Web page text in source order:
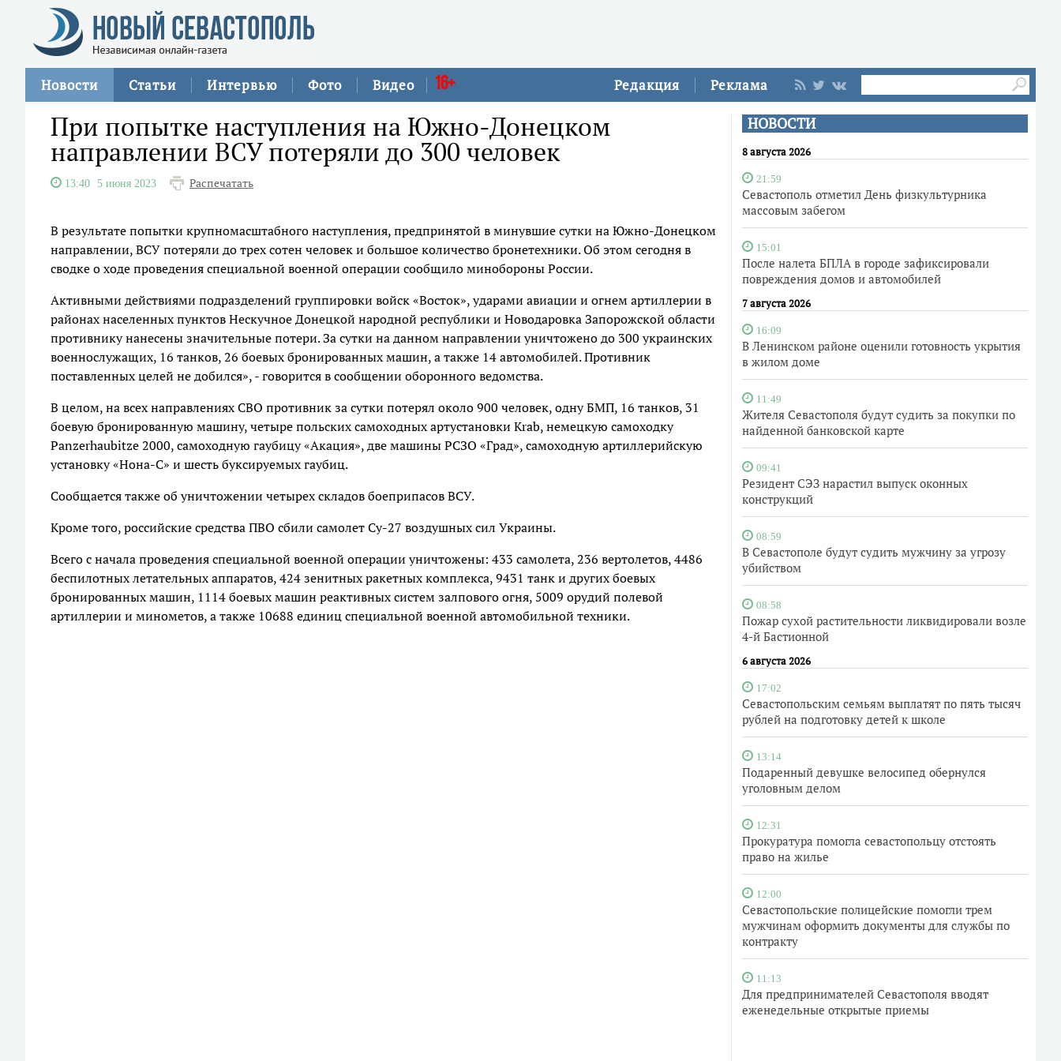
Редакция Реклама
Новости Статьи Интервью Фото Видео 16+
НОВОСТИ
8 августа 2026
21:59
Севастополь отметил День физкультурника
массовым забегом
15:01
После налета БПЛА в городе зафиксировали
повреждения домов и автомобилей
7 августа 2026
16:09
В Ленинском районе оценили готовность укрытия
в жилом доме
11:49
Жителя Севастополя будут судить за покупки по
найденной банковской карте
09:41
Резидент СЭЗ нарастил выпуск оконных
конструкций
08:59
В Севастополе будут судить мужчину за угрозу
убийством
08:58
Пожар сухой растительности ликвидировали возле
4-й Бастионной
6 августа 2026
17:02
Севастопольским семьям выплатят по пять тысяч
рублей на подготовку детей к школе
13:14
Подаренный девушке велосипед обернулся
уголовным делом
12:31
Прокуратура помогла севастопольцу отстоять
право на жилье
12:00
Севастопольские полицейские помогли трем
мужчинам оформить документы для службы по
контракту
11:13
Для предпринимателей Севастополя вводят
еженедельные открытые приемы
При попытке наступления на Южно-Донецком
направлении ВСУ потеряли до 300 человек
13:40 5 июня 2023 Распечатать
В результате попытки крупномасштабного наступления, предпринятой в минувшие сутки на Южно-Донецком
направлении, ВСУ потеряли до трех сотен человек и большое количество бронетехники. Об этом сегодня в
сводке о ходе проведения специальной военной операции сообщило минобороны России.
Активными действиями подразделений группировки войск «Восток», ударами авиации и огнем артиллерии в
районах населенных пунктов Нескучное Донецкой народной республики и Новодаровка Запорожской области
противнику нанесены значительные потери. За сутки на данном направлении уничтожено до 300 украинских
военнослужащих, 16 танков, 26 боевых бронированных машин, а также 14 автомобилей. Противник
поставленных целей не добился», - говорится в сообщении оборонного ведомства.
В целом, на всех направлениях СВО противник за сутки потерял около 900 человек, одну БМП, 16 танков, 31
боевую бронированную машину, четыре польских самоходных артустановки Krab, немецкую самоходку
Panzerhaubitze 2000, самоходную гаубицу «Акация», две машины РСЗО «Град», самоходную артиллерийскую
установку «Нона-С» и шесть буксируемых гаубиц.
Сообщается также об уничтожении четырех складов боеприпасов ВСУ.
Кроме того, российские средства ПВО сбили самолет Су-27 воздушных сил Украины.
Всего с начала проведения специальной военной операции уничтожены: 433 самолета, 236 вертолетов, 4486
беспилотных летательных аппаратов, 424 зенитных ракетных комплекса, 9431 танк и других боевых
бронированных машин, 1114 боевых машин реактивных систем залпового огня, 5009 орудий полевой
артиллерии и минометов, а также 10688 единиц специальной военной автомобильной техники.